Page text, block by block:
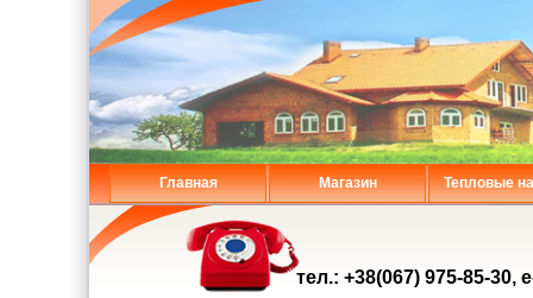
Главная Магазин Тепловые
тел.: +38(067) 975-85-30,